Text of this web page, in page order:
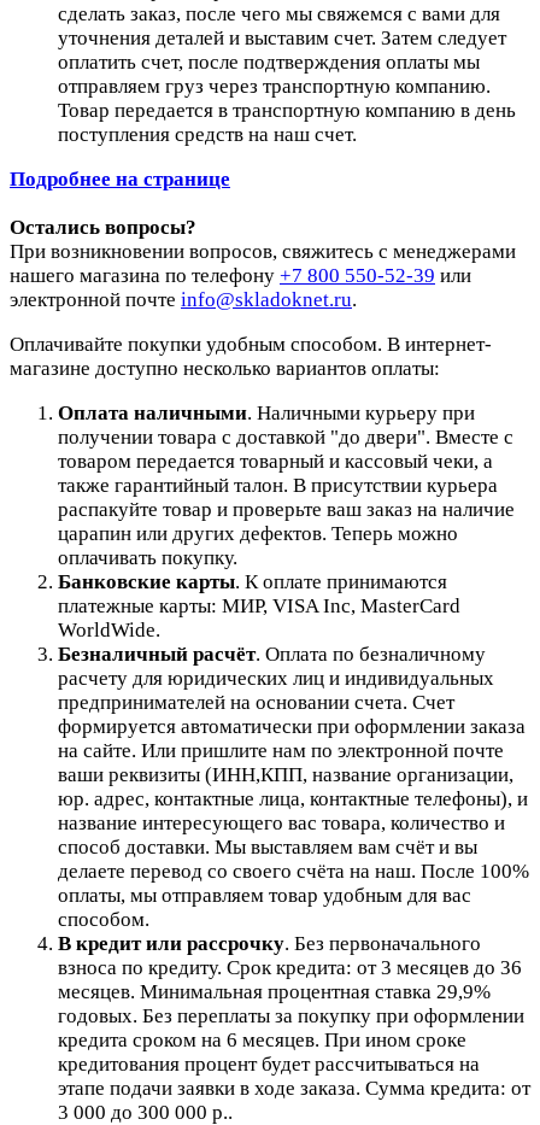
сделать заказ, после чего мы свяжемся с вами для
уточнения деталей и выставим счет. Затем следует
оплатить счет, после подтверждения оплаты мы
отправляем груз через транспортную компанию.
Товар передается в транспортную компанию в день
поступления средств на наш счет.
Подробнее на странице
Остались вопросы?
При возникновении вопросов, свяжитесь с менеджерами
нашего магазина по телефону +7 800 550-52-39 или
электронной почте info@skladoknet.ru.
Оплачивайте покупки удобным способом. В интернет-
магазине доступно несколько вариантов оплаты:
Оплата наличными. Наличными курьеру при
получении товара с доставкой "до двери". Вместе с
товаром передается товарный и кассовый чеки, а
также гарантийный талон. В присутствии курьера
распакуйте товар и проверьте ваш заказ на наличие
царапин или других дефектов. Теперь можно
оплачивать покупку.
Банковские карты. К оплате принимаются
платежные карты: МИР, VISA Inc, MasterCard
WorldWide.
Безналичный расчёт. Оплата по безналичному
расчету для юридических лиц и индивидуальных
предпринимателей на основании счета. Счет
формируется автоматически при оформлении заказа
на сайте. Или пришлите нам по электронной почте
ваши реквизиты (ИНН,КПП, название организации,
юр. адрес, контактные лица, контактные телефоны), и
название интересующего вас товара, количество и
способ доставки. Мы выставляем вам счёт и вы
делаете перевод со своего счёта на наш. После 100%
оплаты, мы отправляем товар удобным для вас
способом.
В кредит или рассрочку. Без первоначального
взноса по кредиту. Срок кредита: от 3 месяцев до 36
месяцев. Минимальная процентная ставка 29,9%
годовых. Без переплаты за покупку при оформлении
кредита сроком на 6 месяцев. При ином сроке
кредитования процент будет рассчитываться на
этапе подачи заявки в ходе заказа. Сумма кредита: от
3 000 до 300 000 р..